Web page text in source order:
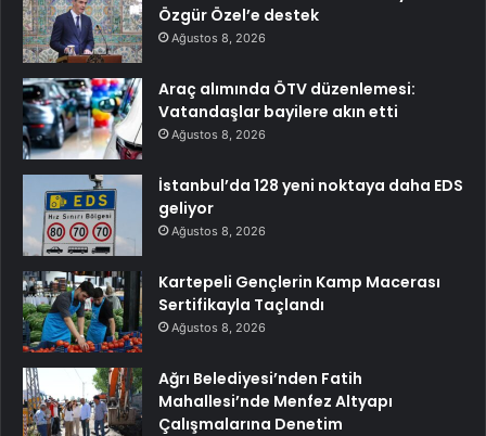
Özgür Özel’e destek
Ağustos 8, 2026
Araç alımında ÖTV düzenlemesi:
Vatandaşlar bayilere akın etti
Ağustos 8, 2026
İstanbul’da 128 yeni noktaya daha EDS
geliyor
Ağustos 8, 2026
Kartepeli Gençlerin Kamp Macerası
Sertifikayla Taçlandı
Ağustos 8, 2026
Ağrı Belediyesi’nden Fatih
Mahallesi’nde Menfez Altyapı
Çalışmalarına Denetim